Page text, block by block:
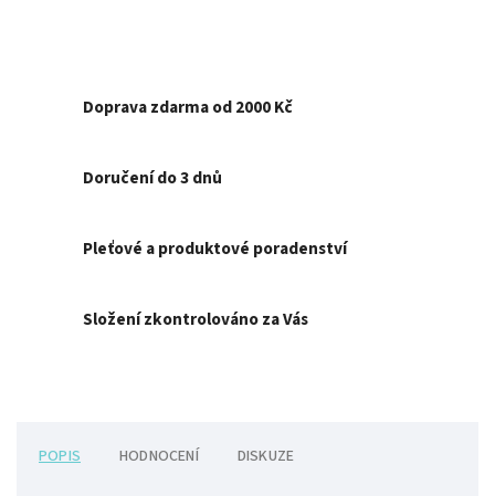
Doprava zdarma od 2000 Kč
Doručení do 3 dnů
Pleťové a produktové poradenství
Složení zkontrolováno za Vás
POPIS HODNOCENÍ DISKUZE